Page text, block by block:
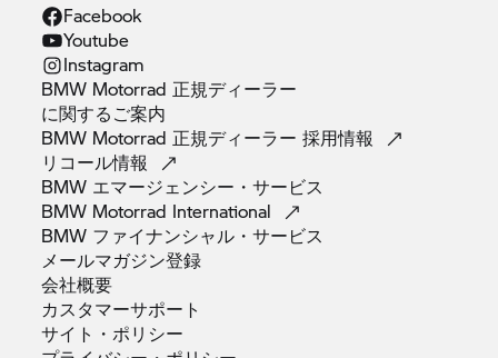
Facebook
Youtube
Instagram
BMW Motorrad 正規ディーラー
に関するご案内
BMW Motorrad 正規ディーラー採用情報
リコール情報
BMW エマージェンシー・サービス
BMW Motorrad International
BMW ファイナンシャル・サービス
メールマガジン登録
会社概要
カスタマーサポート
サイト・ポリシー